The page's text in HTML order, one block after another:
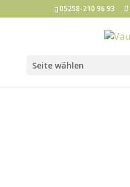
05258-210 96 93
Seite wählen